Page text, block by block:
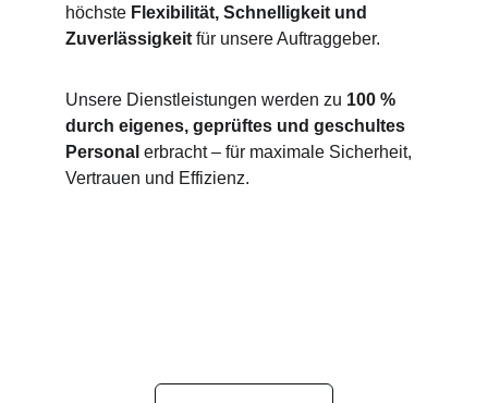
höchste Flexibilität, Schnelligkeit und
Zuverlässigkeit für unsere Auftraggeber.
Unsere Dienstleistungen werden zu 100 %
durch eigenes, geprüftes und geschultes
Personal erbracht – für maximale Sicherheit,
Vertrauen und Effizienz.